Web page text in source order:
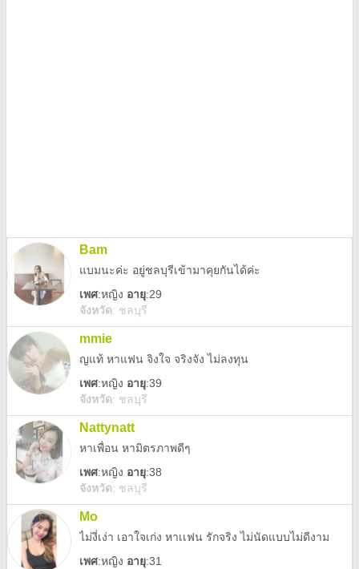
Bam
แบมนะค่ะ อยู่ชลบุรีเข้ามาคุยกันได้ค่ะ
เพศ:หญิง อายุ:29
จังหวัด: ชลบุรี
mmie
ญแท้ หาแฟน จิงใจ จริงจัง ไม่ลงทุน
เพศ:หญิง อายุ:39
จังหวัด: ชลบุรี
Nattynatt
หาเพื่อน หามิตรภาพดีๆ
เพศ:หญิง อายุ:38
จังหวัด: ชลบุรี
Mo
ไม่งี่เง่า เอาใจเก่ง หาเเฟน รักจริง ไม่นัดแบบไม่ดีงาม
เพศ:หญิง อายุ:31